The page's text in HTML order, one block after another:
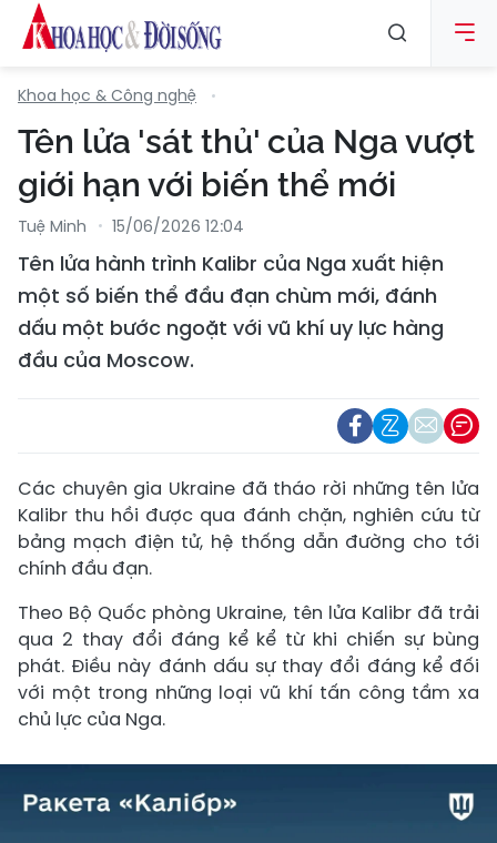
Khoa học & Công nghệ
Tên lửa 'sát thủ' của Nga vượt
giới hạn với biến thể mới
Tuệ Minh 15/06/2026 12:04
Tên lửa hành trình Kalibr của Nga xuất hiện
một số biến thể đầu đạn chùm mới, đánh
dấu một bước ngoặt với vũ khí uy lực hàng
đầu của Moscow.
Các chuyên gia Ukraine đã tháo rời những tên lửa
Kalibr thu hồi được qua đánh chặn, nghiên cứu từ
bảng mạch điện tử, hệ thống dẫn đường cho tới
chính đầu đạn.
Theo Bộ Quốc phòng Ukraine, tên lửa Kalibr đã trải
qua 2 thay đổi đáng kể kể từ khi chiến sự bùng
phát. Điều này đánh dấu sự thay đổi đáng kể đối
với một trong những loại vũ khí tấn công tầm xa
chủ lực của Nga.